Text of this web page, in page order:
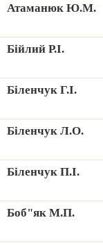
Атаманюк Ю.М.
Бійлий Р.І.
Біленчук Г.І.
Біленчук Л.О.
Біленчук П.І.
Боб"як М.П.